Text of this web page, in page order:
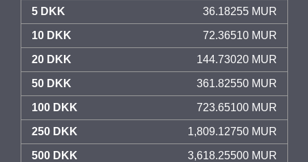
5 DKK 36.18255 MUR
10 DKK 72.36510 MUR
20 DKK 144.73020 MUR
50 DKK 361.82550 MUR
100 DKK 723.65100 MUR
250 DKK 1,809.12750 MUR
500 DKK 3,618.25500 MUR